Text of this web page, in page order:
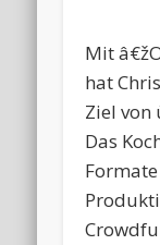
Mit
hat
Ziel von
Das